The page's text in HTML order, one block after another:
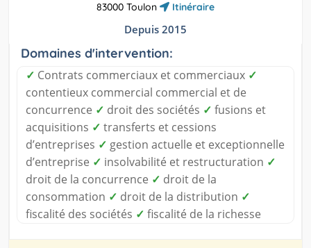
83000 Toulon
Itinéraire
Depuis 2015
Domaines d'intervention:
✓ Contrats commerciaux et commerciaux ✓
contentieux commercial commercial et de
concurrence ✓ droit des sociétés ✓ fusions et
acquisitions ✓ transferts et cessions
d’entreprises ✓ gestion actuelle et exceptionnelle
d’entreprise ✓ insolvabilité et restructuration ✓
droit de la concurrence ✓ droit de la
consommation ✓ droit de la distribution ✓
fiscalité des sociétés ✓ fiscalité de la richesse